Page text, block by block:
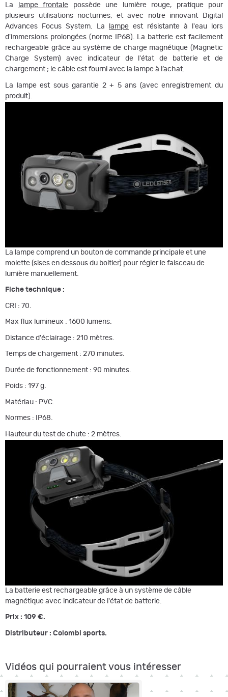
La lampe frontale possède une lumière rouge, pratique pour
plusieurs utilisations nocturnes, et avec notre innovant Digital
Advances Focus System. La
lampe est résistante à l'eau lors
d'immersions prolongées (norme IP68). La batterie est facilement
rechargeable grâce au système de charge magnétique (Magnetic
Charge System) avec indicateur de l'état de batterie et de
chargement ; le câble est fourni avec la lampe à l’achat.
La lampe est sous garantie 2 + 5 ans (avec enregistrement du
produit).
La lampe comprend un bouton de commande principale et une
molette (sises en dessous du boitier) pour régler le faisceau de
lumière manuellement.
Fiche technique :
CRI : 70.
Max flux lumineux : 1600 lumens.
Distance d'éclairage : 210 mètres.
Temps de chargement : 270 minutes.
Durée de fonctionnement : 90 minutes.
Poids : 197 g.
Matériau : PVC.
Normes : IP68.
Hauteur du test de chute : 2 mètres.
La batterie est rechargeable grâce à un système de câble
magnétique avec indicateur de l'état de batterie.
Prix : 109 €.
Distributeur : Colombi sports.
Vidéos qui pourraient vous intéresser